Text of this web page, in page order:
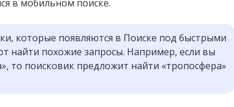
в мобильном поиске.
которые появляются в Поиске под быстрыми
найти похожие запросы. Например, если вы
то поисковик предложит найти «тропосфера»